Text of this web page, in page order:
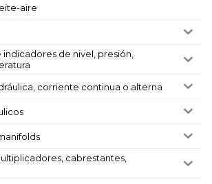
aire
de nivel, presión,
corriente continua o alterna
cabrestantes,